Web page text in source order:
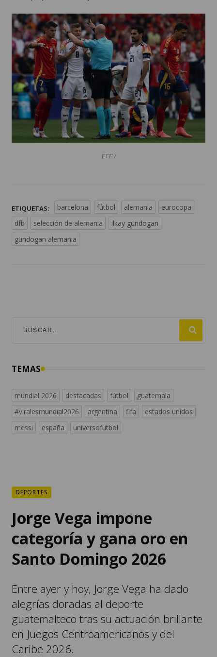
EFE /
ETIQUETAS: barcelona fútbol alemania
eurocopa
dfb
selección de alemania
ilkay gündogan
gündogan alemania
TEMAS
mundial 2026 destacadas fútbol
guatemala
#viralesmundial2026
argentina fifa
estados unidos
messi
españa universofutbol
DEPORTES
Jorge Vega impone
categoría y gana oro en
Santo Domingo 2026
Entre ayer y hoy, Jorge Vega ha dado
alegrías doradas al deporte
guatemalteco tras su actuación brillante
en Juegos Centroamericanos y del
Caribe 2026.